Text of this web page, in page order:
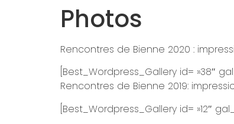
Photos
Rencontres de Bienne 2020 :
[Best_Wordpress_Gallery id= »38″
Rencontres de Bienne 2019:
[Best_Wordpress_Gallery id= »12″